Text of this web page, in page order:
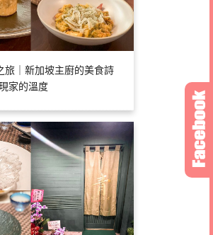
旅｜新加坡主廚的美食詩
家的溫度